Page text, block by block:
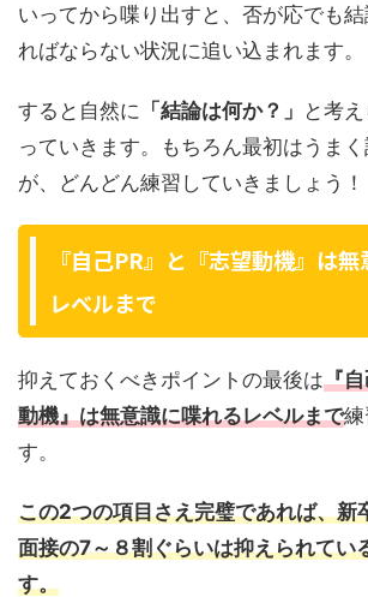
いってから喋り出すと、否が応でも
ればならない状況に追い込まれます。
すると自然に 「結論は何か？」 と考
っていきます。もちろん最初はうま
が、どんどん練習していきましょう！
『自己PR』と『志望動機』は
レベルまで
抑えておくべきポイントの最後は『
動機』は無意識に喋れるレベルまで
す。
この2つの項目さえ完璧であれば、新
面接の7～８割ぐらいは抑えられてい
す。